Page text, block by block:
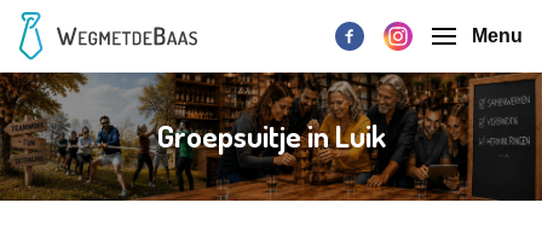
Menu
Groepsuitje in Luik